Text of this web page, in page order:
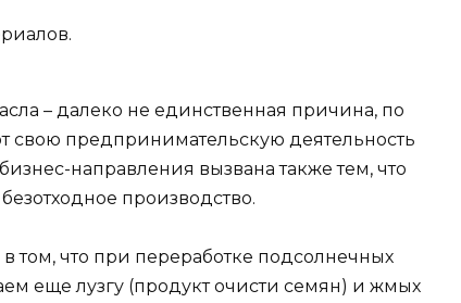
– далеко не единственная причина, по
свою предпринимательскую деятельность
направления вызвана также тем, что
производство.
том, что при переработке подсолнечных
еще лузгу (продукт очисти семян) и жмых